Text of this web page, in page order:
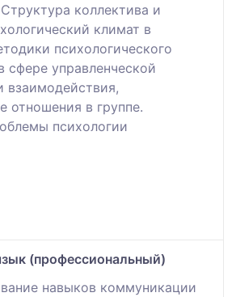
коллектива и
климат в
психологического
сфере управленческой
взаимодействия,
отношения в группе.
психологии
(профессиональный)
навыков коммуникации